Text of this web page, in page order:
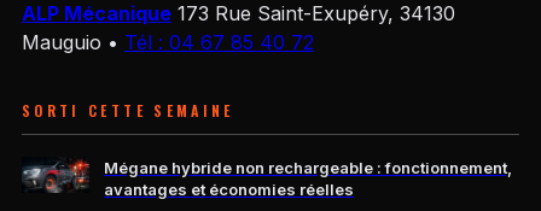
ALP Mécanique 173 Rue Saint-Exupéry, 34130
Mauguio • Tél : 04 67 85 40 72
SORTI CETTE SEMAINE
Mégane hybride non rechargeable : fonctionnement,
avantages et économies réelles